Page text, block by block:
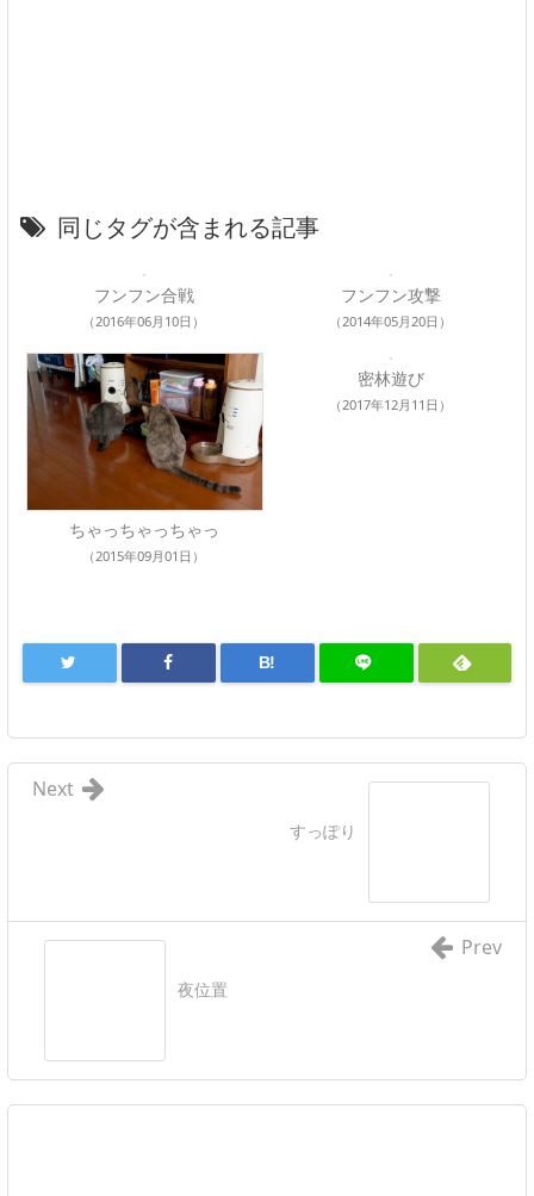
同じタグが含まれる記事
フンフン合戦
（2016年06月10日）
フンフン攻撃
（2014年05月20日）
ちゃっちゃっちゃっ
（2015年09月01日）
密林遊び
（2017年12月11日）
B!
すっぽり
Next
夜位置
Prev